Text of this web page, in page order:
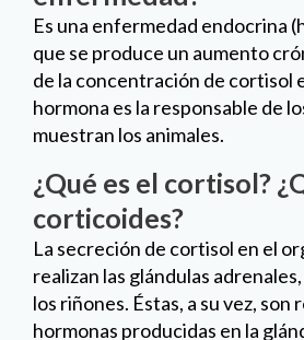
Es una enfermedad endocrina
que se produce un aumento
de la concentración de cortisol
hormona es la responsable de
muestran los animales.
¿Qué es el cortisol?
corticoides?
La secreción de cortisol en el
realizan las glándulas
los riñones. Éstas, a su vez, son
hormonas producidas en la